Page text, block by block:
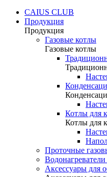
CAIUS CLUB
Продукция
Продукция
Газовые котлы
Газовые котлы
Котлы для
Котлы для
Проточные
Аксессуары для